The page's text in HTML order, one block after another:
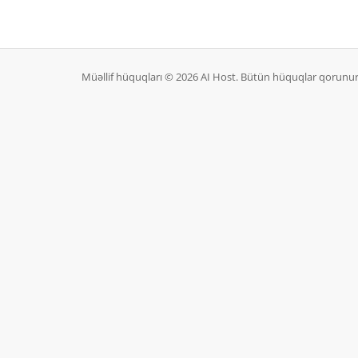
Müəllif hüquqları © 2026 AI Host. Bütün hüquqlar